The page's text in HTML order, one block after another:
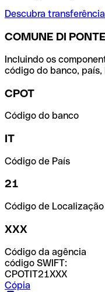
Descubra
COMUNE DI
Incluindo os
código do banco,
CPOT
Código do banco
IT
Código de País
21
Código de Localização
XXX
Código da agência
código SWIFT:
CPOTIT21XXX
Cópia